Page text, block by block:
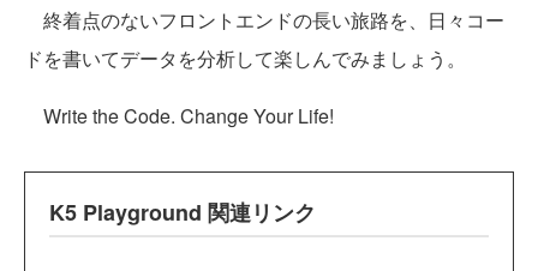
終着点のないフロントエンドの長い旅路を、日々コー
ドを書いてデータを分析して楽しんでみましょう。
Write the Code. Change Your Life!
K5 Playground 関連リンク